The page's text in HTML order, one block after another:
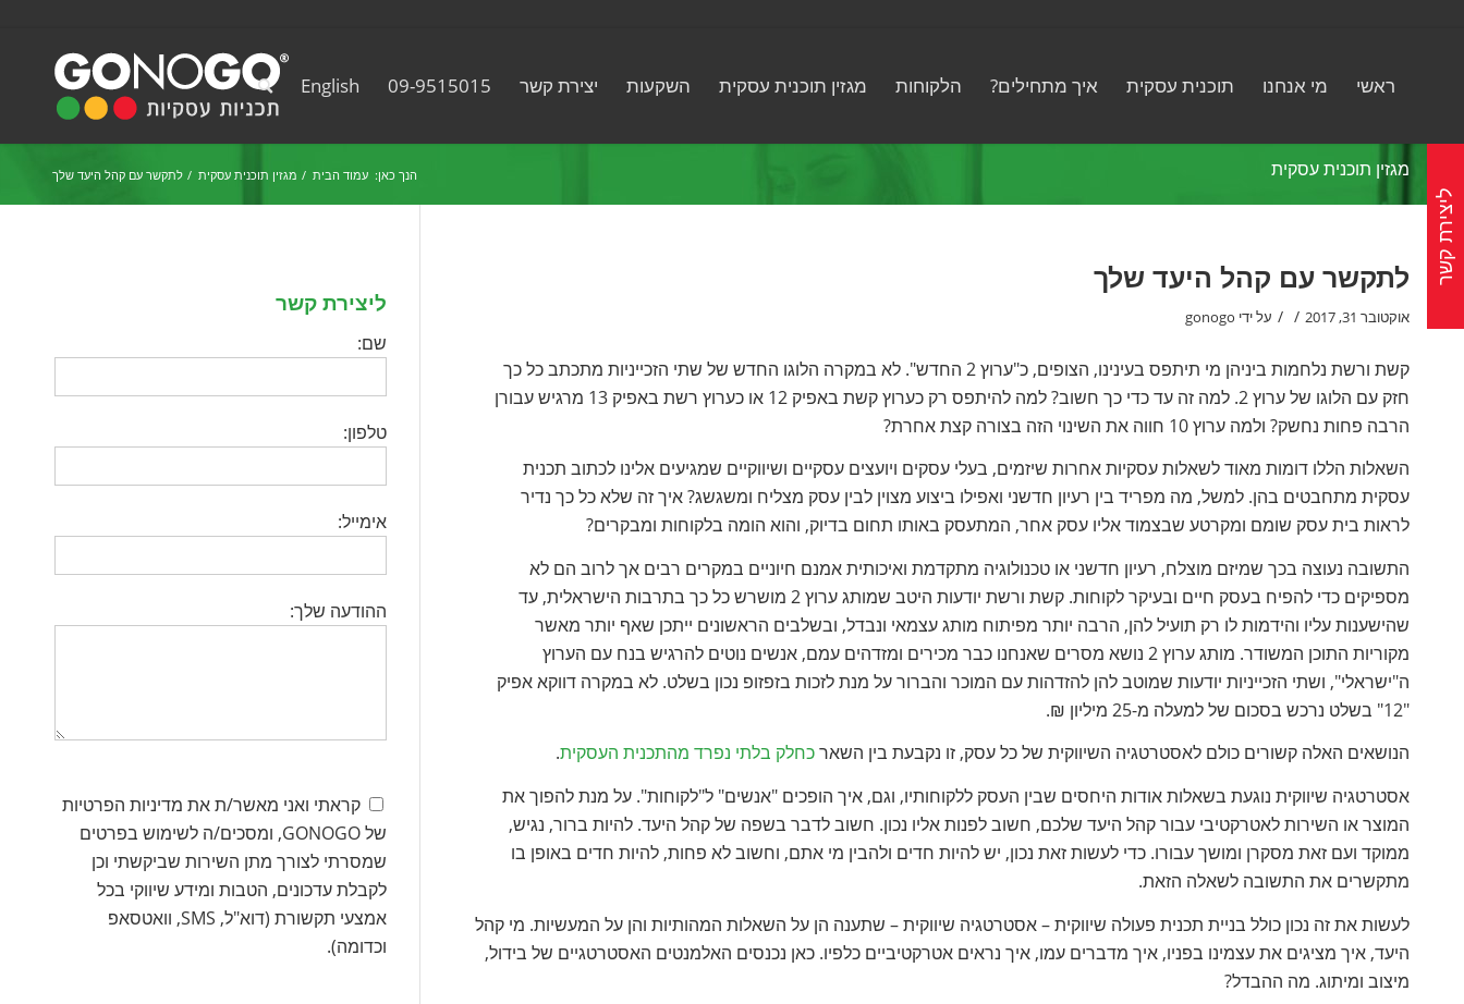
ראשי מי אנחנו תוכנית עסקית איך מתחילים? הלקוחות מגזין תוכנית עסקית השקעות יצירת קשר 09-9515015
English
מגזין תוכנית עסקית הנך כאן: עמוד הבית / מגזין תוכנית עסקית / לתקשר עם קהל היעד שלך
לתקשר עם קהל היעד שלך
אוקטובר 31, 2017 /
/ על ידי gonogo
קשת ורשת נלחמות ביניהן מי תיתפס בעינינו, הצופים, כ"ערוץ 2 החדש". לא במקרה הלוגו החדש של שתי הזכייניות מתכתב כל כך
חזק עם הלוגו של ערוץ 2. למה זה עד כדי כך חשוב? למה להיתפס רק כערוץ קשת באפיק 12 או כערוץ רשת באפיק 13 מרגיש עבורן
הרבה פחות נחשק? ולמה ערוץ 10 חווה את השינוי הזה בצורה קצת אחרת?
השאלות הללו דומות מאוד לשאלות עסקיות אחרות שיזמים, בעלי עסקים ויועצים עסקיים ושיווקיים שמגיעים אלינו לכתוב תכנית
עסקית מתחבטים בהן. למשל, מה מפריד בין רעיון חדשני ואפילו ביצוע מצוין לבין עסק מצליח ומשגשג? איך זה שלא כל כך נדיר
לראות בית עסק שומם ומקרטע שבצמוד אליו עסק אחר, המתעסק באותו תחום בדיוק, והוא הומה בלקוחות ומבקרים?
התשובה נעוצה בכך שמיזם מוצלח, רעיון חדשני או טכנולוגיה מתקדמת ואיכותית אמנם חיוניים במקרים רבים אך לרוב הם לא
מספיקים כדי להפיח בעסק חיים ובעיקר לקוחות. קשת ורשת יודעות היטב שמותג ערוץ 2 מושרש כל כך בתרבות הישראלית, עד
שהישענות עליו והידמות לו רק תועיל להן, הרבה יותר מפיתוח מותג עצמאי ונבדל, ובשלבים הראשונים ייתכן שאף יותר מאשר
מקוריות התוכן המשודר. מותג ערוץ 2 נושא מסרים שאנחנו כבר מכירים ומזדהים עמם, אנשים נוטים להרגיש בנח עם הערוץ
ה"ישראלי", ושתי הזכייניות יודעות שמוטב להן להזדהות עם המוכר והברור על מנת לזכות בזפזופ נכון בשלט. לא במקרה דווקא אפיק
"12" בשלט נרכש בסכום של למעלה מ-25 מיליון ₪.
הנושאים האלה קשורים כולם לאסטרטגיה השיווקית של כל עסק, זו נקבעת בין השארכחלק בלתי נפרד מהתכנית העסקית.
אסטרטגיה שיווקית נוגעת בשאלות אודות היחסים שבין העסק ללקוחותיו, וגם, איך הופכים "אנשים" ל"לקוחות". על מנת להפוך את
המוצר או השירות לאטרקטיבי עבור קהל היעד שלכם, חשוב לפנות אליו נכון. חשוב לדבר בשפה של קהל היעד. להיות ברור, נגיש,
ממוקד ועם זאת מסקרן ומושך עבורו. כדי לעשות זאת נכון, יש להיות חדים ולהבין מי אתם, וחשוב לא פחות, להיות חדים באופן בו
מתקשרים את התשובה לשאלה הזאת.
לעשות את זה נכון כולל בניית תכנית פעולה שיווקית – אסטרטגיה שיווקית – שתענה הן על השאלות המהותיות והן על המעשיות. מי קהל
היעד, איך מציגים את עצמינו בפניו, איך מדברים עמו, איך נראים אטרקטיביים כלפיו. כאן נכנסים האלמנטים האסטרטגיים של בידול,
מיצוב ומיתוג. מה ההבדל?
ליצירת קשר
שם:
טלפון:
אימייל:
ההודעה שלך:
קראתי ואני מאשר/ת את מדיניות הפרטיות
של GONOGO, ומסכים/ה לשימוש בפרטים
שמסרתי לצורך מתן השירות שביקשתי וכן
לקבלת עדכונים, הטבות ומידע שיווקי בכל
אמצעי תקשורת (דוא"ל, SMS, וואטסאפ
וכדומה).
ליצירת קשר